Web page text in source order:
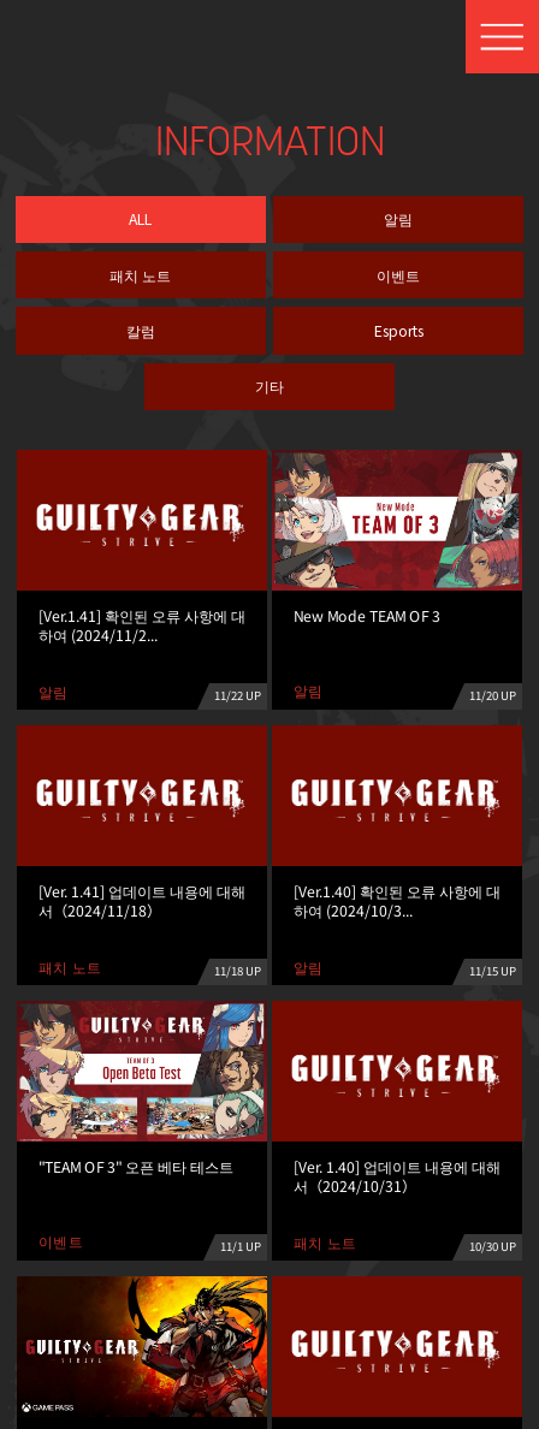
INFORMATION
ALL 알림
패치 노트 이벤트
칼럼 Esports
기타
[Ver.1.41] 확인된 오류 사항에 대
하여 (2024/11/2...
알림 11/22 UP
New Mode TEAM OF 3
알림 11/20 UP
[Ver. 1.41] 업데이트 내용에 대해
서（2024/11/18）
패치 노트 11/18 UP
[Ver.1.40] 확인된 오류 사항에 대
하여 (2024/10/3...
알림 11/15 UP
"TEAM OF 3" 오픈 베타 테스트
이벤트 11/1 UP
[Ver. 1.40] 업데이트 내용에 대해
서（2024/10/31）
패치 노트 10/30 UP